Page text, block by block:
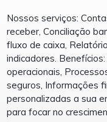
Nossos serviços:
receber, Conciliação
fluxo de caixa,
indicadores.
operacionais,
seguros, Informações
personalizadas a sua
para focar no